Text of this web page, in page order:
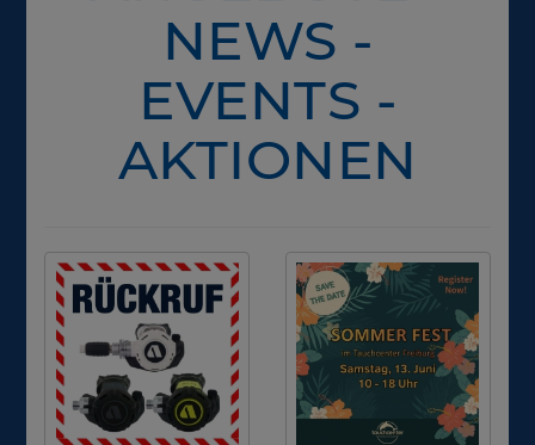
NEWS -
EVENTS -
AKTIONEN